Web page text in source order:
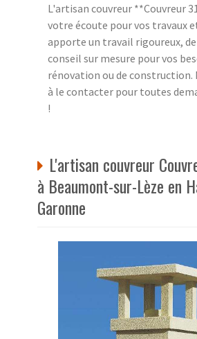
L'artisan couvreur **Couvreur
votre écoute pour vos travaux
apporte un travail rigoureux,
conseil sur mesure pour vos
rénovation ou de construction.
à le contacter pour toutes
!
L'artisan couvreur
à Beaumont-sur-Lèze en
Garonne